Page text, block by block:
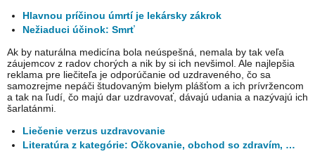
Hlavnou príčinou úmrtí je lekársky zákrok
Nežiaduci účinok: Smrť
Ak by naturálna medicína bola neúspešná, nemala by tak veľa
záujemcov z radov chorých a nik by si ich nevšimol. Ale najlepšia
reklama pre liečiteľa je odporúčanie od uzdraveného, čo sa
samozrejme nepáči študovaným bielym plášťom a ich prívržencom
a tak na ľudí, čo majú dar uzdravovať, dávajú udania a nazývajú ich
šarlatánmi.
Liečenie verzus uzdravovanie
Literatúra z kategórie: Očkovanie, obchod so zdravím, …